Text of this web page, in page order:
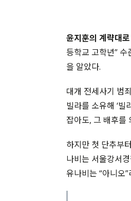
윤지훈의 계략대
등학교 고학년”
을 알았다.
대개 전세사기 범
빌라를 소유해 ‘
잡아도, 그 배후를
하지만 첫 단추부
나비는 서울강서
유나비는 “아니오